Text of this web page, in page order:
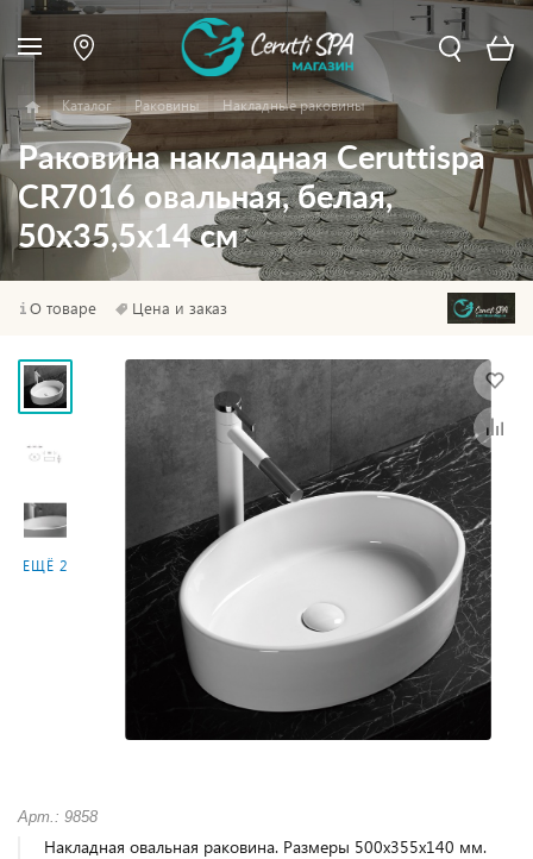
Каталог Раковины Накладные раковины
Раковина накладная Ceruttispa
CR7016 овальная, белая,
50х35,5х14 см
О товаре Цена и заказ
ЕЩЁ 2
Арт.: 9858
Накладная овальная раковина. Размеры 500х355х140 мм.